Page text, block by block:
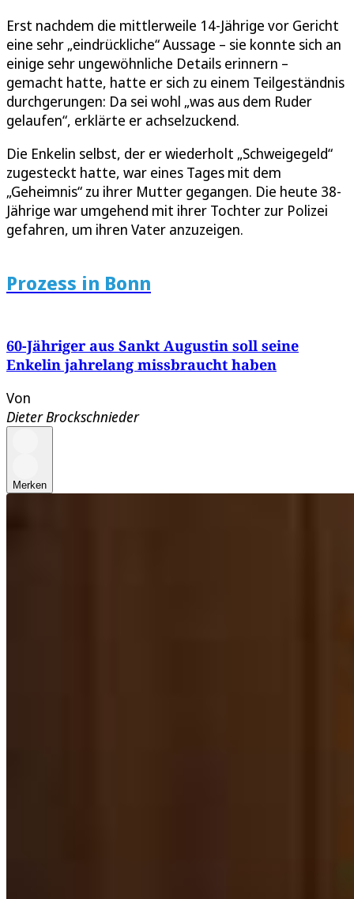
Erst nachdem die mittlerweile 14-Jährige vor Gericht
eine sehr „eindrückliche“ Aussage – sie konnte sich an
einige sehr ungewöhnliche Details erinnern –
gemacht hatte, hatte er sich zu einem Teilgeständnis
durchgerungen: Da sei wohl „was aus dem Ruder
gelaufen“, erklärte er achselzuckend.
Die Enkelin selbst, der er wiederholt „Schweigegeld“
zugesteckt hatte, war eines Tages mit dem
„Geheimnis“ zu ihrer Mutter gegangen. Die heute 38-
Jährige war umgehend mit ihrer Tochter zur Polizei
gefahren, um ihren Vater anzuzeigen.
Prozess in Bonn
60-Jähriger aus Sankt Augustin soll seine
Enkelin jahrelang missbraucht haben
Von
Dieter Brockschnieder
Merken